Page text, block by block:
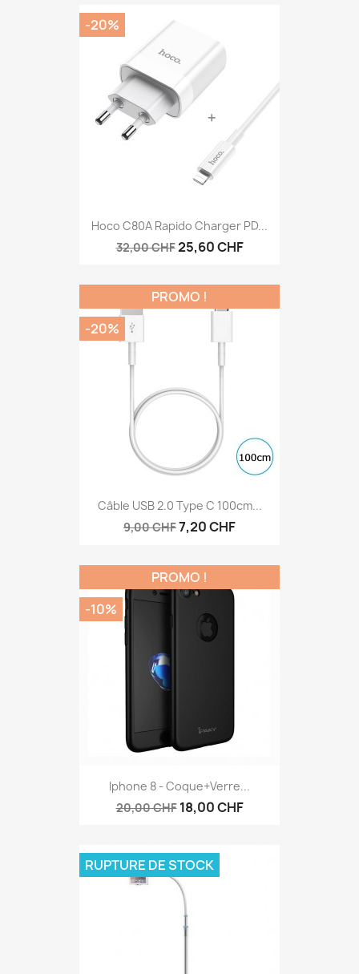
Hoco C80A Rapido Charger PD...
32,00 CHF25,60 CHF
-20%
Câble USB 2.0 Type C 100cm...
9,00 CHF7,20 CHF
PROMO !
-20%
Iphone 8 - Coque+verre...
20,00 CHF 18,00 CHF
PROMO !
-10%
RUPTURE DE STOCK